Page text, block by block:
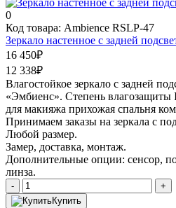
0
Код товара: Ambience RSLP-47
Зеркало настенное с задней
16 450₽
12 338₽
Влагостойкое зеркало с задней
«Эмбиенс». Степень
для макияжа прихожая спальня
Принимаем заказы на зеркала с
Любой размер.
Замер, доставка, монтаж.
Дополнительные опции: сенсор,
линза.
-
+
Купить